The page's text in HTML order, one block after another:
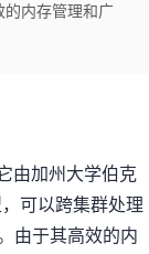
的内存管理和广
由加州大学伯克
可以跨集群处理
由于其高效的内